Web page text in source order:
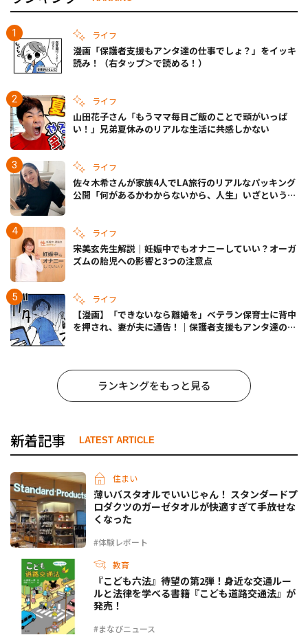
ライフ
漫画「保護者支援もアンタ達の仕事でしょ？」をイッキ
読み！（右タップ＞で読める！）
ライフ
山田花子さん「もうママ毎日ご飯のことで頭がいっぱ
い！」兄弟夏休みのリアルな生活に共感しかない
ライフ
佐々木希さんが家族4人でLA旅行のリアルなパッキング
公開「何があるかわからないから、人生」いざというと
ライフ
宋美玄先生解説｜妊娠中でもオナニーしていい？オーガ
ズムの胎児への影響と3つの注意点
ライフ
【漫画】「できないなら離婚を」ベテラン保育士に背中
を押され、妻が夫に通告！｜保護者支援もアンタ達の仕
ランキングをもっと見る
新着記事 LATEST ARTICLE
住まい
#体験レポート
薄いバスタオルでいいじゃん！ スタンダードプ
ロダクツのガーゼタオルが快適すぎて手放せな
くなった
教育
#まなびニュース
『こども六法』待望の第2弾！身近な交通ルー
ルと法律を学べる書籍『こども道路交通法』が
発売！